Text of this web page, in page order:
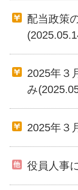
配当政策
2025年３
み
2025年３
役員人事